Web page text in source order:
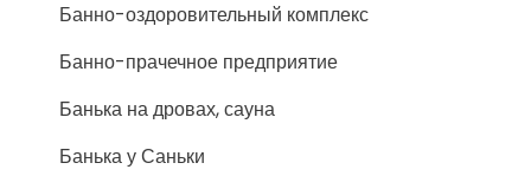
Банно-оздоровительный комплекс
Банно-прачечное предприятие
Банька на дровах, сауна
Банька у Саньки